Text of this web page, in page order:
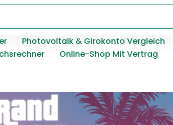
Photovoltaik & Girokonto Vergleich
Online-Shop Mit Vertrag